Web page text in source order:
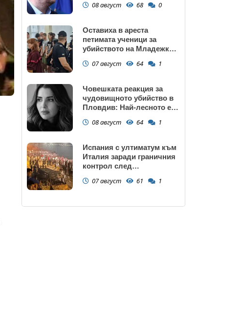
крадецът вика дръжте
08 август 68 0
Оставиха в ареста
петимата ученици за
убийството на Младежкия
час, гаврили се с него и го
07 август 64 1
Човешката реакция за
чудовищното убийство в
Пловдив: Най-лесното е
и да си кажем "Това са
никога"
08 август 64 1
Испания с ултиматум към
Италия заради граничния
контрол след
07 август 61 1